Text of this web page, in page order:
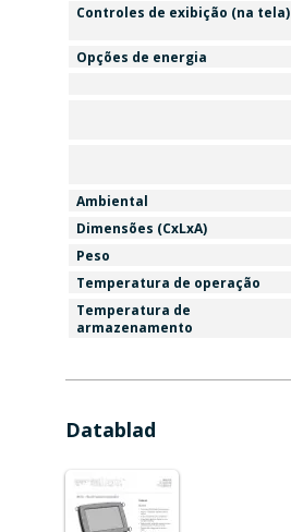
Controles de exibição (na tela)
Opções de energia
Ambiental
Dimensões (CxLxA)
Peso
Temperatura de operação
Temperatura de
armazenamento
Datablad